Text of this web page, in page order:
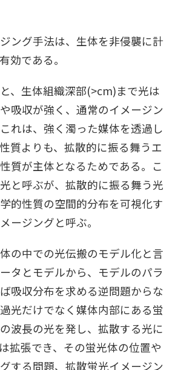
ング手法は、生体を非侵襲に計
効である。
、生体組織深部(>cm)まで光は
吸収が強く、通常のイメージン
れは、強く濁った媒体を透過し
質よりも、拡散的に振る舞うエ
質が主体となるためである。こ
と呼ぶが、拡散的に振る舞う光
的性質の空間的分布を可視化す
ージングと呼ぶ。
の中での光伝搬のモデル化と言
タとモデルから、モデルのパラ
吸収分布を求める逆問題からな
光だけでなく媒体内部にある蛍
波長の光を発し、拡散する光に
拡張でき、その蛍光体の位置や
する問題、拡散蛍光イメージン